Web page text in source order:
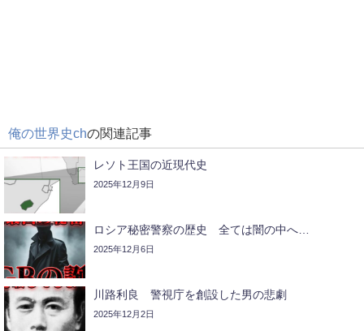
俺の世界史chの関連記事
レソト王国の近現代史
2025年12月9日
ロシア秘密警察の歴史 全ては闇の中へ…
2025年12月6日
川路利良 警視庁を創設した男の悲劇
2025年12月2日